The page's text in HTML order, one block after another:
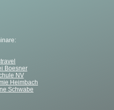
Boesner
NV
Heimbach
Schwabe